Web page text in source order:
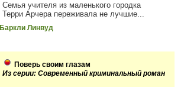
Семья учителя из маленького городка
Терри Арчера переживала не лучшие...
Баркли Линвуд
Поверь своим глазам
Из серии: Современный криминальный роман